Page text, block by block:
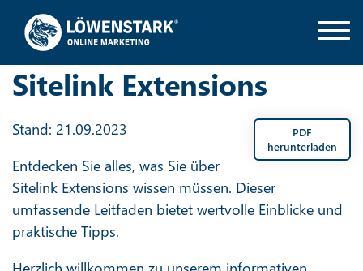
Sitelink Extensions
PDF
herunterladen
Stand: 21.09.2023
Entdecken Sie alles, was Sie über
Sitelink Extensions wissen müssen. Dieser
umfassende Leitfaden bietet wertvolle Einblicke und
praktische Tipps.